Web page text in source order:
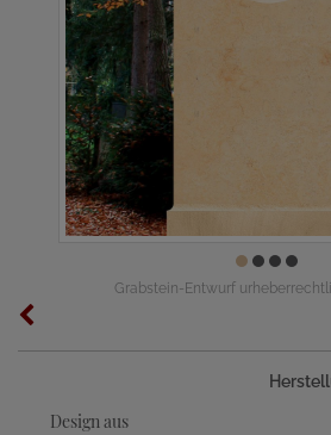
Grabstein-Entwurf
Design aus